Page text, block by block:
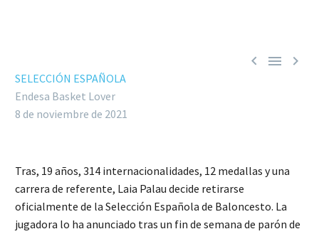
  
SELECCIÓN ESPAÑOLA
Endesa Basket Lover
8 de noviembre de 2021
Tras, 19 años, 314 internacionalidades, 12 medallas y una
carrera de referente, Laia Palau decide retirarse
oficialmente de la Selección Española de Baloncesto. La
jugadora lo ha anunciado tras un fin de semana de parón de